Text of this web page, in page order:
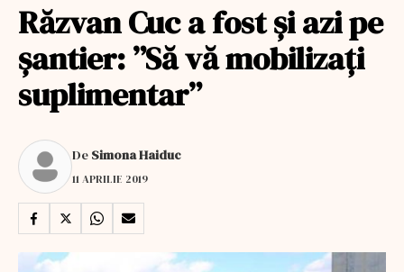
Răzvan Cuc a fost și azi pe
șantier: ”Să vă mobilizați
suplimentar”
De Simona Haiduc
11 APRILIE 2019